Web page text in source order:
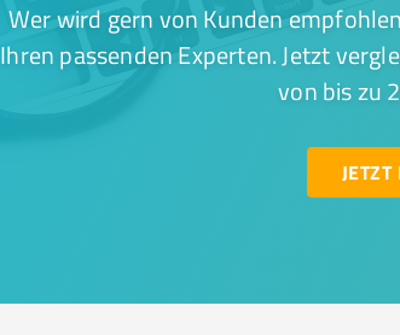
Wer wird gern von Kunden
Ihren passenden Experten. Jetzt
von bis zu